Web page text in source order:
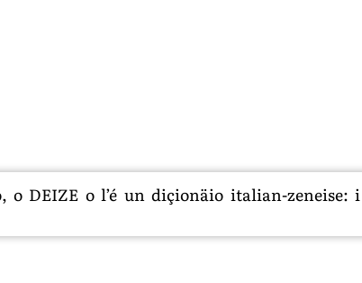
o DEIZE o l’é un diçionäio italian-zeneise: